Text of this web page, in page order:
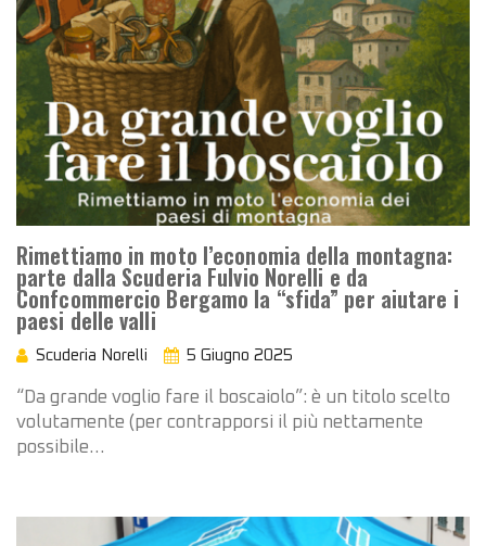
Rimettiamo in moto l’economia della montagna:
parte dalla Scuderia Fulvio Norelli e da
Confcommercio Bergamo la “sfida” per aiutare i
paesi delle valli
Scuderia Norelli 5 Giugno 2025
“Da grande voglio fare il boscaiolo”: è un titolo scelto
volutamente (per contrapporsi il più nettamente
possibile…